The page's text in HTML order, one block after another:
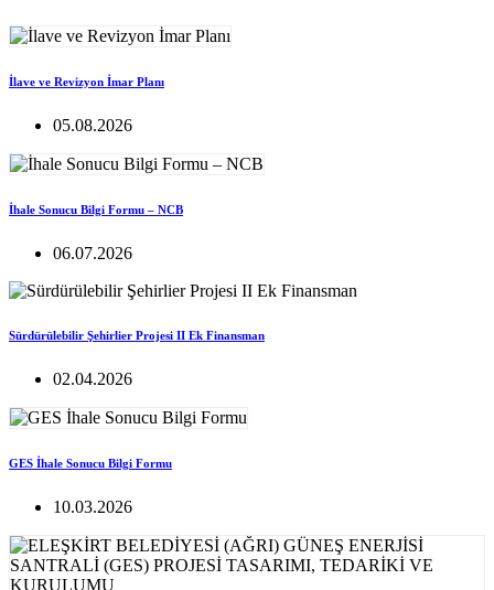
İlave ve Revizyon İmar Planı
05.08.2026
İhale Sonucu Bilgi Formu – NCB
06.07.2026
Sürdürülebilir Şehirlier Projesi II Ek Finansman
02.04.2026
GES İhale Sonucu Bilgi Formu
10.03.2026